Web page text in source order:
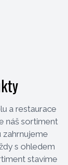
a restaurace
náš sortiment
s ohledem
stavíme